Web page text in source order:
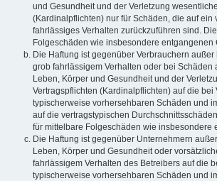
und Gesundheit und der Verletzung
(Kardinalpflichten) nur für Schäden, die auf ein
fahrlässiges Verhalten zurückzuführen sind.
Folgeschäden wie insbesondere entgangenen
Die Haftung ist gegenüber Verbrauchern
grob fahrlässigem Verhalten oder bei Schäden
Leben, Körper und Gesundheit und der
Vertragspflichten (Kardinalpflichten) auf die bei
typischerweise vorhersehbaren Schäden und
auf die vertragstypischen
für mittelbare Folgeschäden wie insbesondere
Die Haftung ist gegenüber Unternehmern
Leben, Körper und Gesundheit oder
fahrlässigem Verhalten des Betreibers auf die
typischerweise vorhersehbaren Schäden und